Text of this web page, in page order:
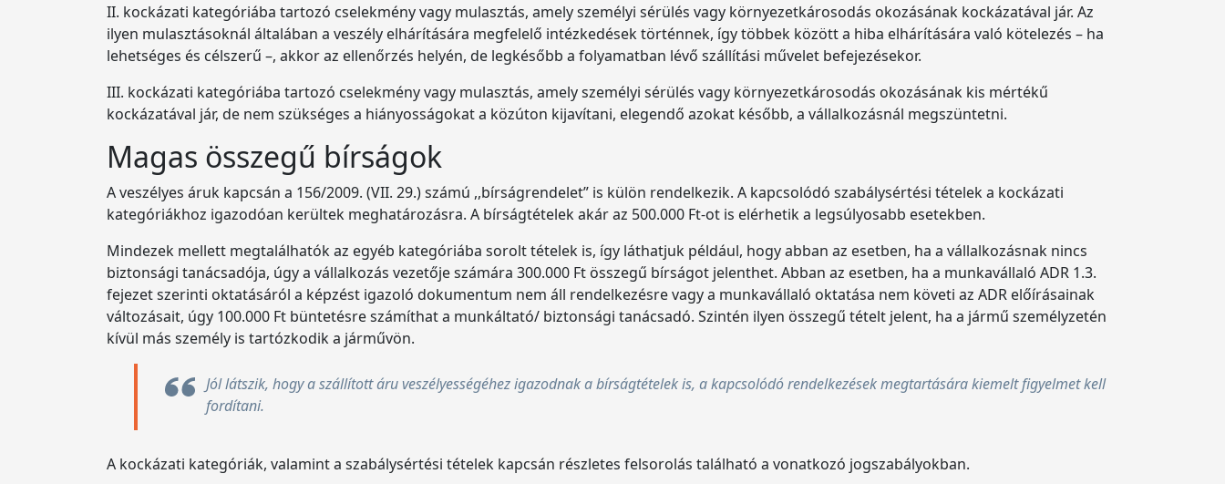
II. kockázati kategóriába tartozó cselekmény vagy mulasztás, amely személyi sérülés vagy környezetkárosodás okozásának kockázatával jár. Az
ilyen mulasztásoknál általában a veszély elhárítására megfelelő intézkedések történnek, így többek között a hiba elhárítására való kötelezés – ha
lehetséges és célszerű –, akkor az ellenőrzés helyén, de legkésőbb a folyamatban lévő szállítási művelet befejezésekor.
III. kockázati kategóriába tartozó cselekmény vagy mulasztás, amely személyi sérülés vagy környezetkárosodás okozásának kis mértékű
kockázatával jár, de nem szükséges a hiányosságokat a közúton kijavítani, elegendő azokat később, a vállalkozásnál megszüntetni.
Magas összegű bírságok
A veszélyes áruk kapcsán a 156/2009. (VII. 29.) számú ,,bírságrendelet” is külön rendelkezik. A kapcsolódó szabálysértési tételek a kockázati
kategóriákhoz igazodóan kerültek meghatározásra. A bírságtételek akár az 500.000 Ft-ot is elérhetik a legsúlyosabb esetekben.
Mindezek mellett megtalálhatók az egyéb kategóriába sorolt tételek is, így láthatjuk például, hogy abban az esetben, ha a vállalkozásnak nincs
biztonsági tanácsadója, úgy a vállalkozás vezetője számára 300.000 Ft összegű bírságot jelenthet. Abban az esetben, ha a munkavállaló ADR 1.3.
fejezet szerinti oktatásáról a képzést igazoló dokumentum nem áll rendelkezésre vagy a munkavállaló oktatása nem követi az ADR előírásainak
változásait, úgy 100.000 Ft büntetésre számíthat a munkáltató/ biztonsági tanácsadó. Szintén ilyen összegű tételt jelent, ha a jármű személyzetén
kívül más személy is tartózkodik a járművön.
Jól látszik, hogy a szállított áru veszélyességéhez igazodnak a bírságtételek is, a kapcsolódó rendelkezések megtartására kiemelt figyelmet kell
fordítani.
A kockázati kategóriák, valamint a szabálysértési tételek kapcsán részletes felsorolás található a vonatkozó jogszabályokban.